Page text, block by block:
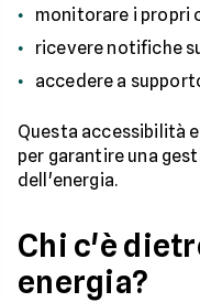
monitorare i propri
ricevere notifiche
accedere a
Questa accessibilità
per garantire una
dell'energia.
Chi c'è
energia?